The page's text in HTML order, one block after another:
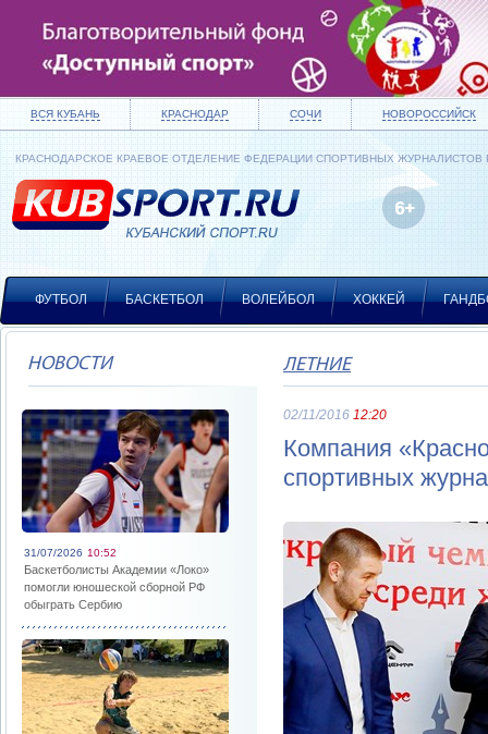
ВСЯ КУБАНЬ КРАСНОДАР СОЧИ НОВОРОССИЙСК
КРАСНОДАРСКОЕ КРАЕВОЕ ОТДЕЛЕНИЕ ФЕДЕРАЦИИ СПОРТИВНЫХ ЖУРНАЛИСТОВ
ФУТБОЛ БАСКЕТБОЛ ВОЛЕЙБОЛ ХОККЕЙ
НОВОСТИ
31/07/2026 10:52
Баскетболисты Академии «Локо»
помогли юношеской сборной РФ
обыграть Сербию
ЛЕТНИЕ
02/11/2016 12:20
Компания
спортивных